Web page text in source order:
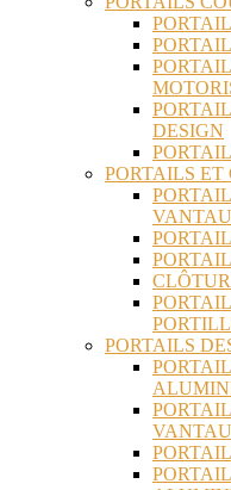
DESIGN
PORTAILS ET
PORTAILS